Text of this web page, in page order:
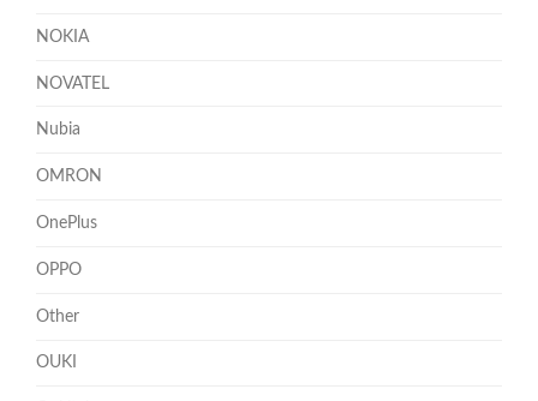
NOKIA
NOVATEL
Nubia
OMRON
OnePlus
OPPO
Other
OUKI